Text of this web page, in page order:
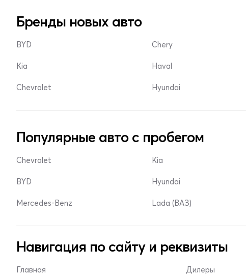
Бренды новых авто
BYD
Kia
Chevrolet
Chery
Haval
Hyundai
Популярные авто с пробегом
Chevrolet
BYD
Mercedes-Benz
Kia
Hyundai
Lada (ВАЗ)
Навигация по сайту и реквизиты
Главная Дилеры